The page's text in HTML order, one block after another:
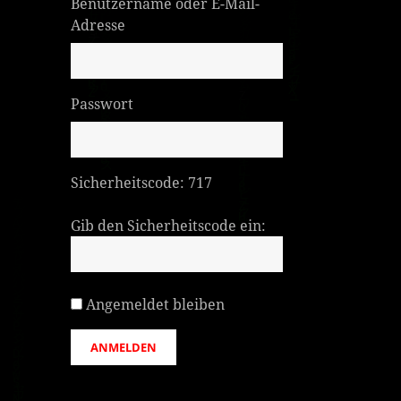
Adresse
Passwort
Sicherheitscode: 717
Gib den Sicherheitscode ein:
Angemeldet bleiben
ANMELDEN